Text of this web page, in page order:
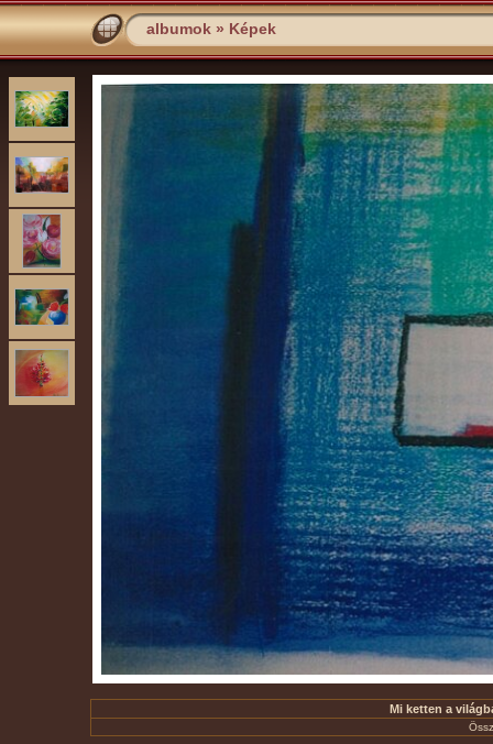
albumok » Képek
Mi ketten a